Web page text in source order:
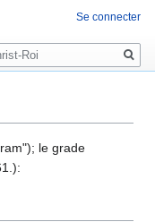
le grade
Se connecter